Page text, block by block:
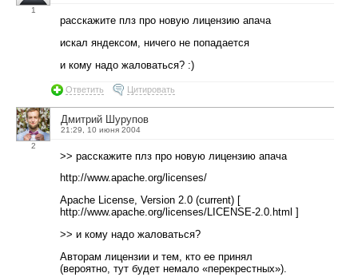
1
расскажите плз про новую лицензию апача
искал яндексом, ничего не попадается
и кому надо жаловаться? :)
Ответить Цитировать
2
Дмитрий Шурупов
21:29, 10 июня 2004
>> расскажите плз про новую лицензию апача
http://www.apache.org/licenses/
Apache License, Version 2.0 (current) [
http://www.apache.org/licenses/LICENSE-2.0.html ]
>> и кому надо жаловаться?
Авторам лицензии и тем, кто ее принял
(вероятно, тут будет немало «перекрестных»).